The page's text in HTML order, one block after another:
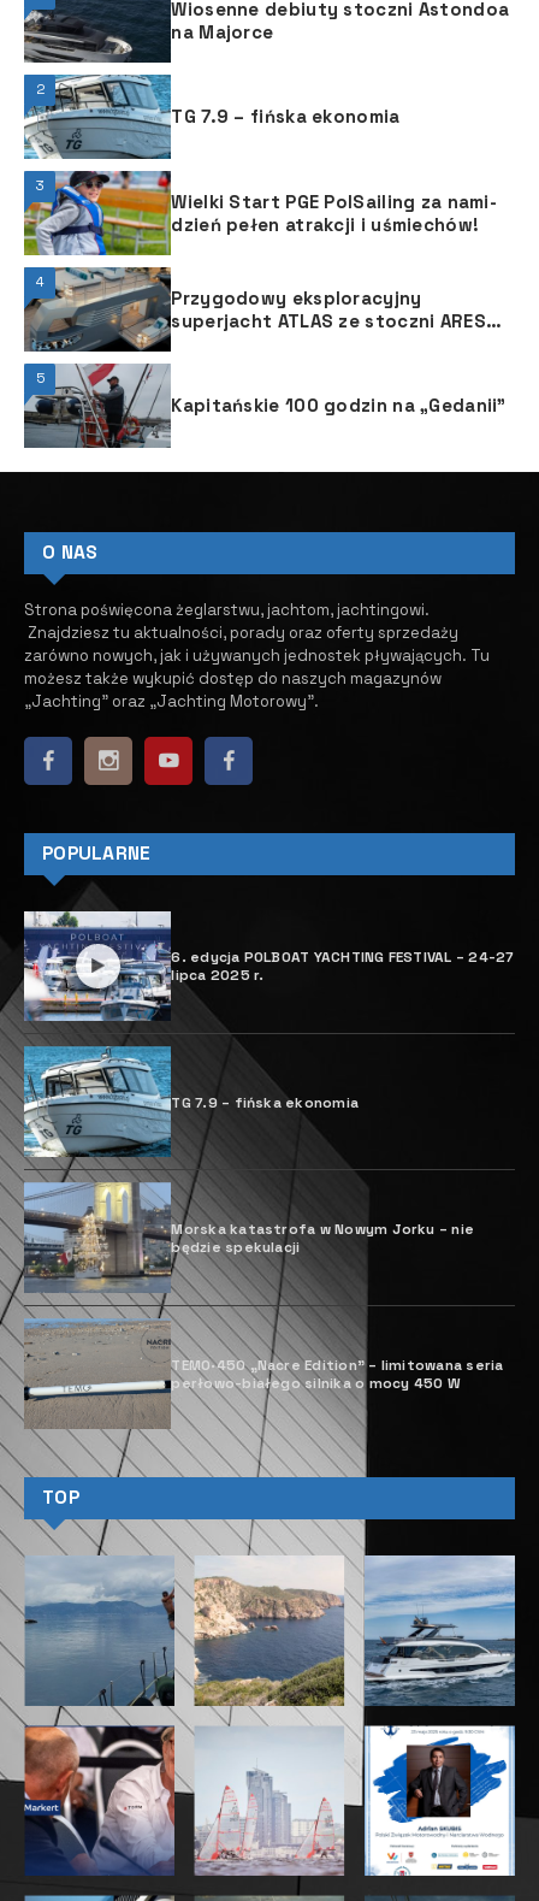
Wiosenne debiuty stoczni Astondoa
na Majorce
2
TG 7.9 – fińska ekonomia
3
Wielki Start PGE PolSailing za nami-
dzień pełen atrakcji i uśmiechów!
4
Przygodowy eksploracyjny
superjacht ATLAS ze stoczni ARES
5
Kapitańskie 100 godzin na „Gedanii”
O NAS
Strona poświęcona żeglarstwu, jachtom, jachtingowi.
Znajdziesz tu aktualności, porady oraz oferty sprzedaży
zarówno nowych, jak i używanych jednostek pływających. ​ Tu
możesz także wykupić dostęp do naszych magazynów
„Jachting” oraz „Jachting Motorowy”.
POPULARNE
6. edycja POLBOAT YACHTING FESTIVAL – 24-27
lipca 2025 r.
TG 7.9 – fińska ekonomia
Morska katastrofa w Nowym Jorku – nie
będzie spekulacji
TEMO·450 „Nacre Edition” – limitowana seria
perłowo-białego silnika o mocy 450 W
TOP